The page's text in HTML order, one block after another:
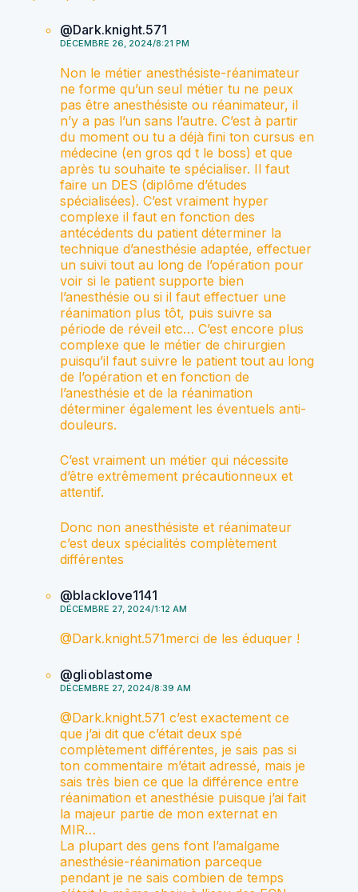
@Dark.knight.571
DÉCEMBRE 26, 2024/8:21 PM
Non le métier anesthésiste-réanimateur
ne forme qu’un seul métier tu ne peux
pas être anesthésiste ou réanimateur, il
n’y a pas l’un sans l’autre. C’est à partir
du moment ou tu a déjà fini ton cursus en
médecine (en gros qd t le boss) et que
après tu souhaite te spécialiser. Il faut
faire un DES (diplôme d’études
spécialisées). C’est vraiment hyper
complexe il faut en fonction des
antécédents du patient déterminer la
technique d’anesthésie adaptée, effectuer
un suivi tout au long de l’opération pour
voir si le patient supporte bien
l’anesthésie ou si il faut effectuer une
réanimation plus tôt, puis suivre sa
période de réveil etc… C’est encore plus
complexe que le métier de chirurgien
puisqu’il faut suivre le patient tout au long
de l’opération et en fonction de
l’anesthésie et de la réanimation
déterminer également les éventuels anti-
douleurs.
C’est vraiment un métier qui nécessite
d’être extrêmement précautionneux et
attentif.
Donc non anesthésiste et réanimateur
c’est deux spécialités complètement
différentes
@blacklove1141
DÉCEMBRE 27, 2024/1:12 AM
​@Dark.knight.571merci de les éduquer !
@glioblastome
DÉCEMBRE 27, 2024/8:39 AM
@Dark.knight.571 c’est exactement ce
que j’ai dit que c’était deux spé
complètement différentes, je sais pas si
ton commentaire m’était adressé, mais je
sais très bien ce que la différence entre
réanimation et anesthésie puisque j’ai fait
la majeur partie de mon externat en
MIR…
La plupart des gens font l’amalgame
anesthésie-réanimation parceque
pendant je ne sais combien de temps